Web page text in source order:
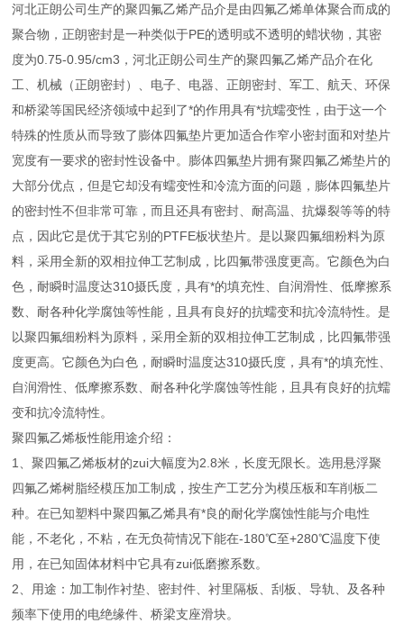
河北正朗公司生产的聚四氟乙烯产品介是由四氟乙烯单体聚合而成的
聚合物，正朗密封是一种类似于PE的透明或不透明的蜡状物，其密
度为0.75-0.95/cm3，河北正朗公司生产的聚四氟乙烯产品介在化
工、机械（正朗密封）、电子、电器、正朗密封、军工、航天、环保
和桥梁等国民经济领域中起到了*的作用具有*抗蠕变性，由于这一个
特殊的性质从而导致了膨体四氟垫片更加适合作窄小密封面和对垫片
宽度有一要求的密封性设备中。膨体四氟垫片拥有聚四氟乙烯垫片的
大部分优点，但是它却没有蠕变性和冷流方面的问题，膨体四氟垫片
的密封性不但非常可靠，而且还具有密封、耐高温、抗爆裂等等的特
点，因此它是优于其它别的PTFE板状垫片。是以聚四氟细粉料为原
料，采用全新的双相拉伸工艺制成，比四氟带强度更高。它颜色为白
色，耐瞬时温度达310摄氏度，具有*的填充性、自润滑性、低摩擦系
数、耐各种化学腐蚀等性能，且具有良好的抗蠕变和抗冷流特性。是
以聚四氟细粉料为原料，采用全新的双相拉伸工艺制成，比四氟带强
度更高。它颜色为白色，耐瞬时温度达310摄氏度，具有*的填充性、
自润滑性、低摩擦系数、耐各种化学腐蚀等性能，且具有良好的抗蠕
变和抗冷流特性。
聚四氟乙烯板性能用途介绍：
1、聚四氟乙烯板材的zui大幅度为2.8米，长度无限长。选用悬浮聚
四氟乙烯树脂经模压加工制成，按生产工艺分为模压板和车削板二
种。在已知塑料中聚四氟乙烯具有*良的耐化学腐蚀性能与介电性
能，不老化，不粘，在无负荷情况下能在-180℃至+280℃温度下使
用，在已知固体材料中它具有zui低磨擦系数。
2、用途：加工制作衬垫、密封件、衬里隔板、刮板、导轨、及各种
频率下使用的电绝缘件、桥梁支座滑块。